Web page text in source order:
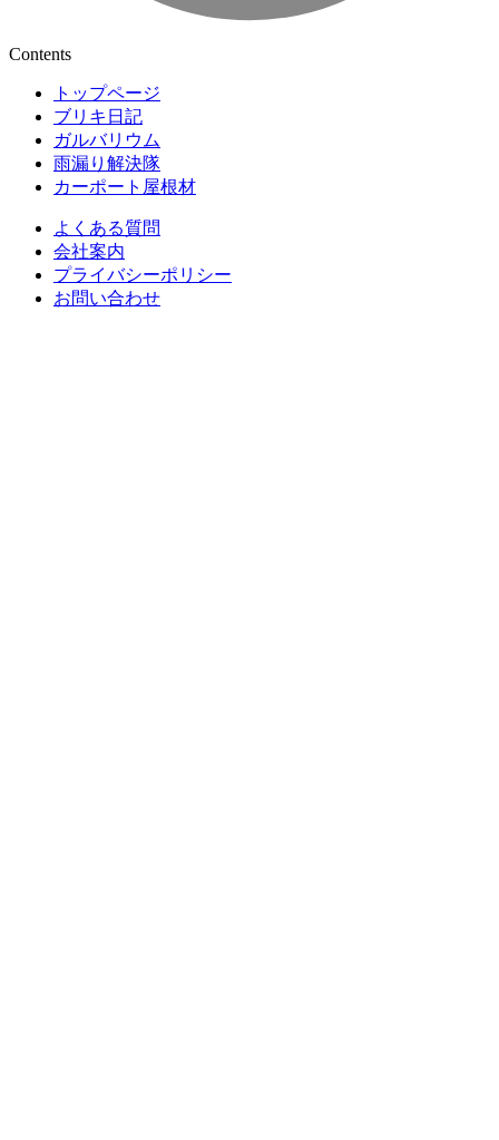
Contents
トップページ
ブリキ日記
ガルバリウム
雨漏り解決隊
カーポート屋根材
よくある質問
会社案内
プライバシーポリシー
お問い合わせ